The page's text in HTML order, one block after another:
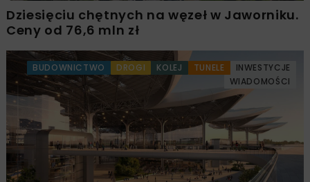
Dziesięciu chętnych na węzeł w Jaworniku.
Ceny od 76,6 mln zł
BUDOWNICTWO DROGI KOLEJ TUNELE
INWESTYCJE
WIADOMOŚCI